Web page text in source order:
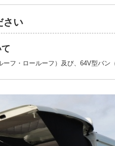
さい
ーフ・ロールーフ）及び、64V型バン